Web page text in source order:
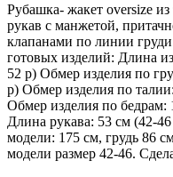
Рубашка- жакет oversize
рукав с манжетой,
клапанами по линии
готовых изделий: Длина
52 р) Обмер изделия по
р) Обмер изделия по
Обмер изделия по бедрам:
Длина рукава: 53 см (42-
модели: 175 см, грудь 86
модели размер 42-46.